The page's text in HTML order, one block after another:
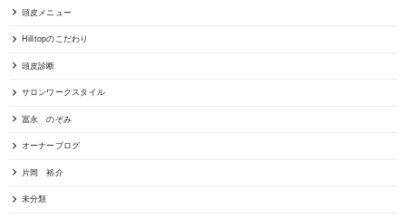
頭皮メニュー
Hilltopのこだわり
頭皮診断
サロンワークスタイル
冨永 のぞみ
オーナーブログ
片岡 裕介
未分類